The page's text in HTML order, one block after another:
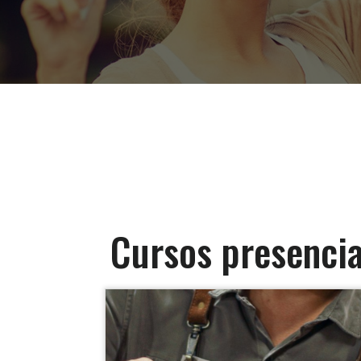
Cursos